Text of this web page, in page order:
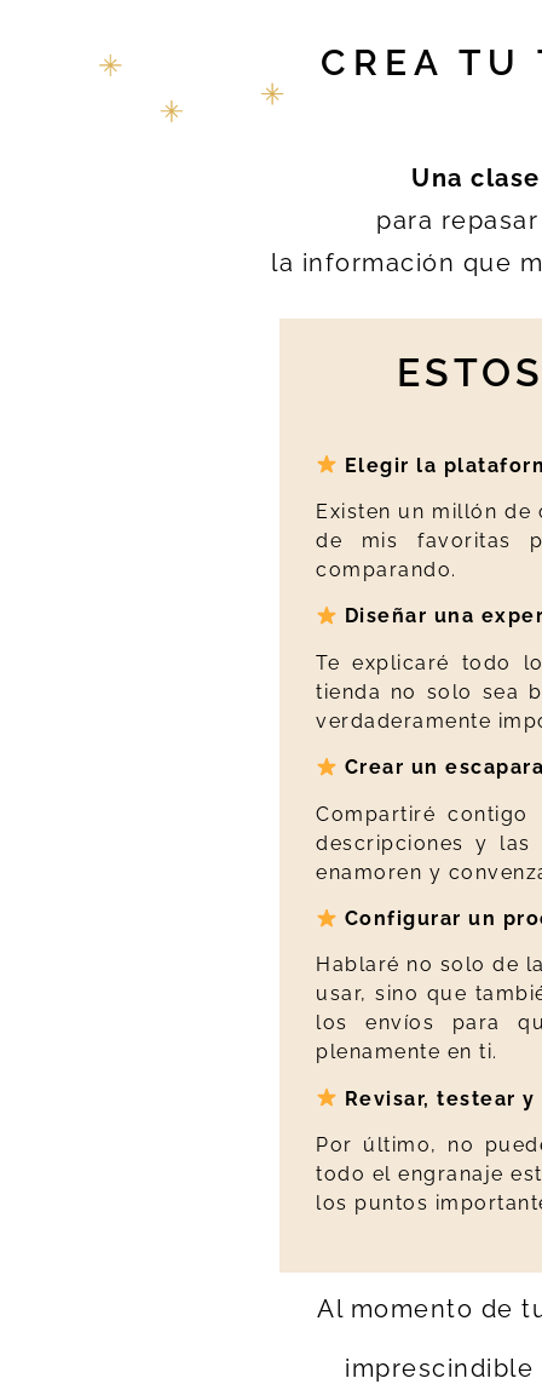
CREA TU
Una
para
la información que
Elegir la
Existen un millón
de mis favoritas
comparando.
Diseñar una
Te explicaré todo
tienda no solo sea
verdaderamente
Crear un
Compartiré
descripciones y
enamoren y
Configurar un
Hablaré no solo de
usar, sino que
los envíos para
plenamente en ti.
Revisar, testear y
Por último, no
todo el engranaje
los puntos
Al momento de
imprescindible